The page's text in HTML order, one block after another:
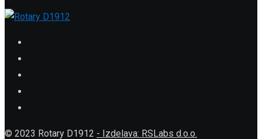
© 2023 Rotary D1912 - Izdelava: RSLabs d.o.o.